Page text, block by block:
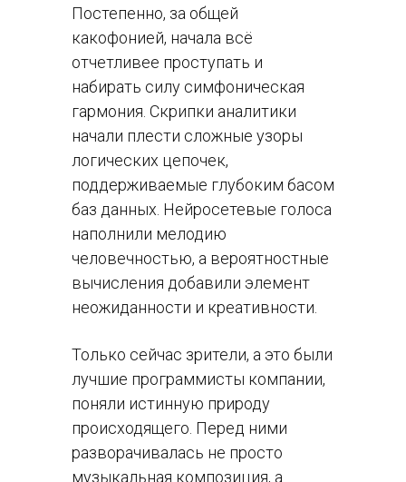
Постепенно, за общей
какофонией, начала всё
отчетливее проступать и
набирать силу симфоническая
гармония. Скрипки аналитики
начали плести сложные узоры
логических цепочек,
поддерживаемые глубоким басом
баз данных. Нейросетевые голоса
наполнили мелодию
человечностью, а вероятностные
вычисления добавили элемент
неожиданности и креативности.
Только сейчас зрители, а это были
лучшие программисты компании,
поняли истинную природу
происходящего. Перед ними
разворачивалась не просто
музыкальная композиция, а